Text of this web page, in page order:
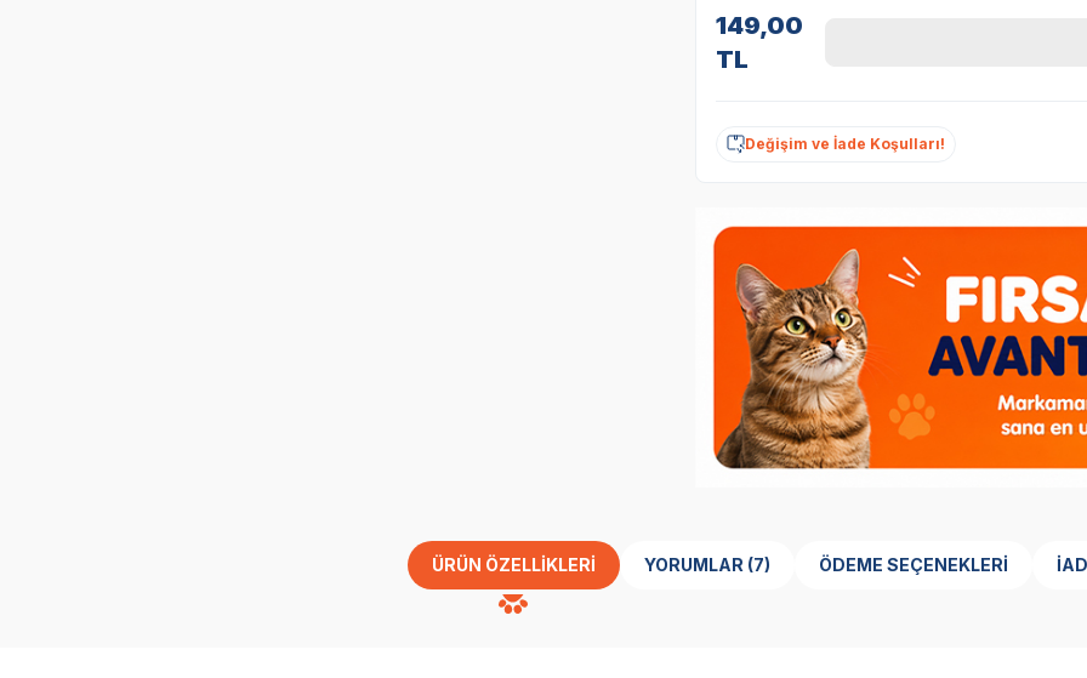
149,00
TL
Değişim ve İade Koşulları!
ÜRÜN ÖZELLIKLERI YORUMLAR (7) ÖDEME SEÇENEKLERI